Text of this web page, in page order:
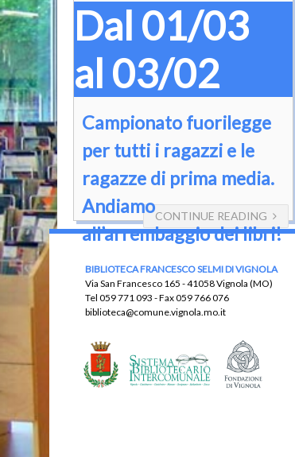
Dal 01/03
al 03/02
Campionato fuorilegge
per tutti i ragazzi e le
ragazze di prima media.
Andiamo
all’arrembaggio dei libri!
CONTINUE READING
BIBLIOTECA FRANCESCO SELMI DI VIGNOLA
Via San Francesco 165 - 41058 Vignola (MO)
Tel 059 771 093 - Fax059 766 076
biblioteca@comune.vignola.mo.it